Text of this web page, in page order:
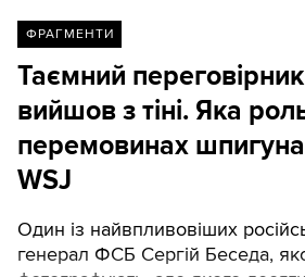
ФРАГМЕНТИ
Таємний
вийшов з тіні. Яка
перемовинах
WSJ
Один із найвпливовіших
генерал ФСБ Сергій Беседа,